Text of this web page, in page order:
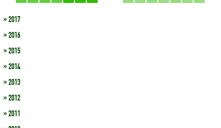
» 2017
» 2016
» 2015
» 2014
» 2013
» 2012
» 2011